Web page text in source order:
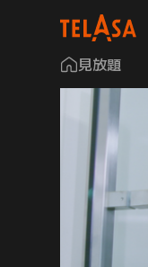
見放題